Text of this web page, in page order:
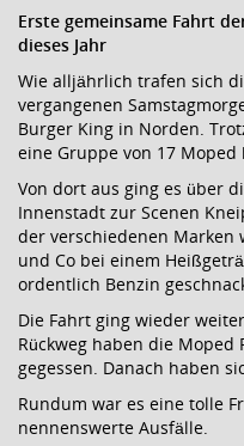
Erste gemeinsame Fahrt
dieses Jahr
Wie alljährlich trafen sich
vergangenen
Burger King in Norden.
eine Gruppe von 17
Von dort aus ging es über
Innenstadt zur Scenen
der verschiedenen Marken
und Co bei einem
ordentlich Benzin
Die Fahrt ging wieder
Rückweg haben die
gegessen. Danach haben
Rundum war es eine tolle
nennenswerte Ausfälle.